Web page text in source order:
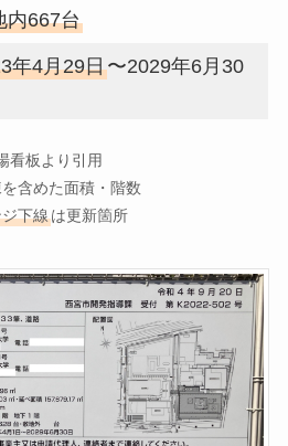
内667台
年4月29日〜2029年6月30
看板より引用
を含めた面積・階数
下線は更新箇所